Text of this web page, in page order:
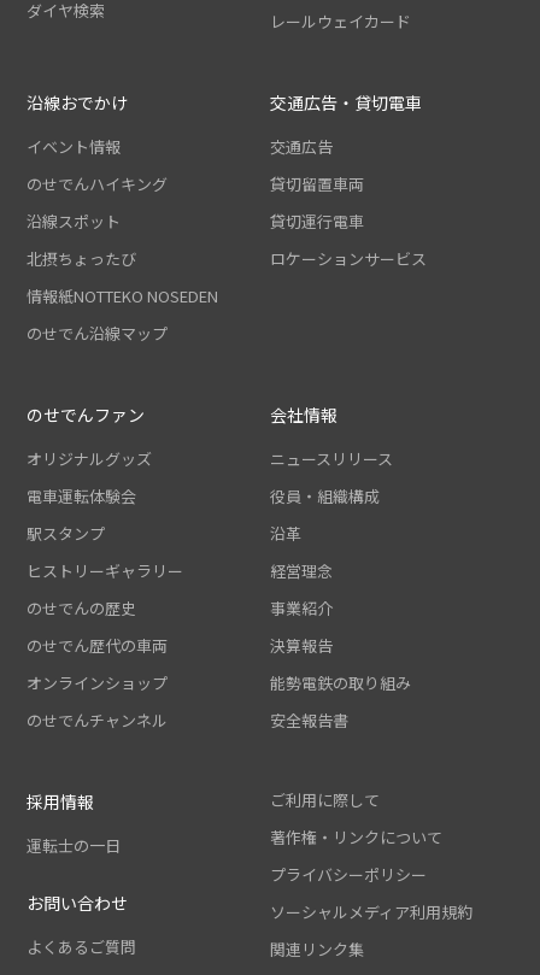
ダイヤ検索
レールウェイカード
沿線おでかけ
イベント情報
のせでんハイキング
沿線スポット
北摂ちょったび
情報紙NOTTEKO NOSEDEN
のせでん沿線マップ
交通広告・貸切電車
交通広告
貸切留置車両
貸切運行電車
ロケーションサービス
のせでんファン
オリジナルグッズ
電車運転体験会
駅スタンプ
ヒストリーギャラリー
のせでんの歴史
のせでん歴代の車両
オンラインショップ
のせでんチャンネル
会社情報
ニュースリリース
役員・組織構成
沿革
経営理念
事業紹介
決算報告
能勢電鉄の取り組み
安全報告書
採用情報
運転士の一日
お問い合わせ
よくあるご質問
ご利用に際して
著作権・リンクについて
プライバシーポリシー
ソーシャルメディア利用規約
関連リンク集